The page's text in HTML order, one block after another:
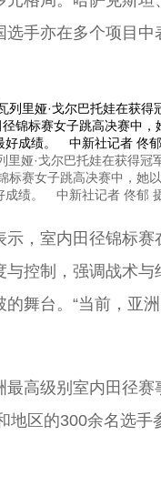
选手亦在多个项目中
里娅·戈尔巴托娃在获得冠
标赛女子跳高决赛中，她
成绩。 中新社记者 佟郁
，室内田径锦标赛
与控制，强调战术与
舞台。“当前，亚
高级别室内田径赛
地区的300余名选手